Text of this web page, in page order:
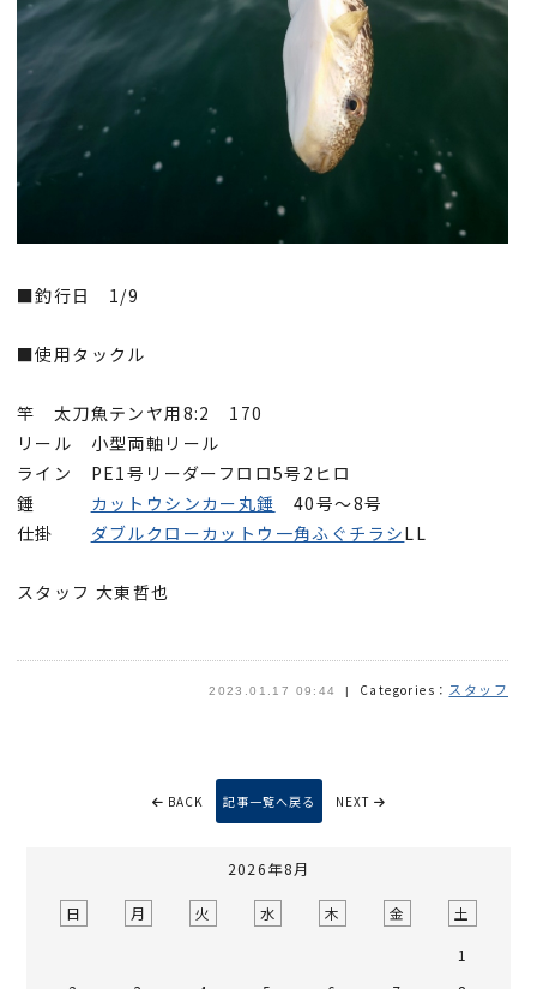
■釣行日 1/9
■使用タックル
竿 太刀魚テンヤ用8:2 170
リール 小型両軸リール
ライン PE1号リーダーフロロ5号2ヒロ
錘 カットウシンカー丸錘 40号〜8号
仕掛 ダブルクローカットウ一角ふぐチラシLL
スタッフ 大東哲也
2023.01.17 09:44 Categories： スタッフ
BACK 記事一覧へ戻る NEXT
2026年8月
日 月 火 水 木 金 土
1